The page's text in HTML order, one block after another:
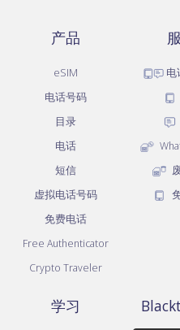
产品
eSIM
电话号码
目录
电话
短信
虚拟电话号码
免费电话
Free Authenticator
Crypto Traveler
电
学习